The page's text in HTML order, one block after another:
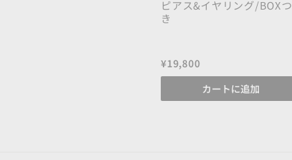
ピアス&イヤリング/BOXつ
き
¥19,800
カートに追加